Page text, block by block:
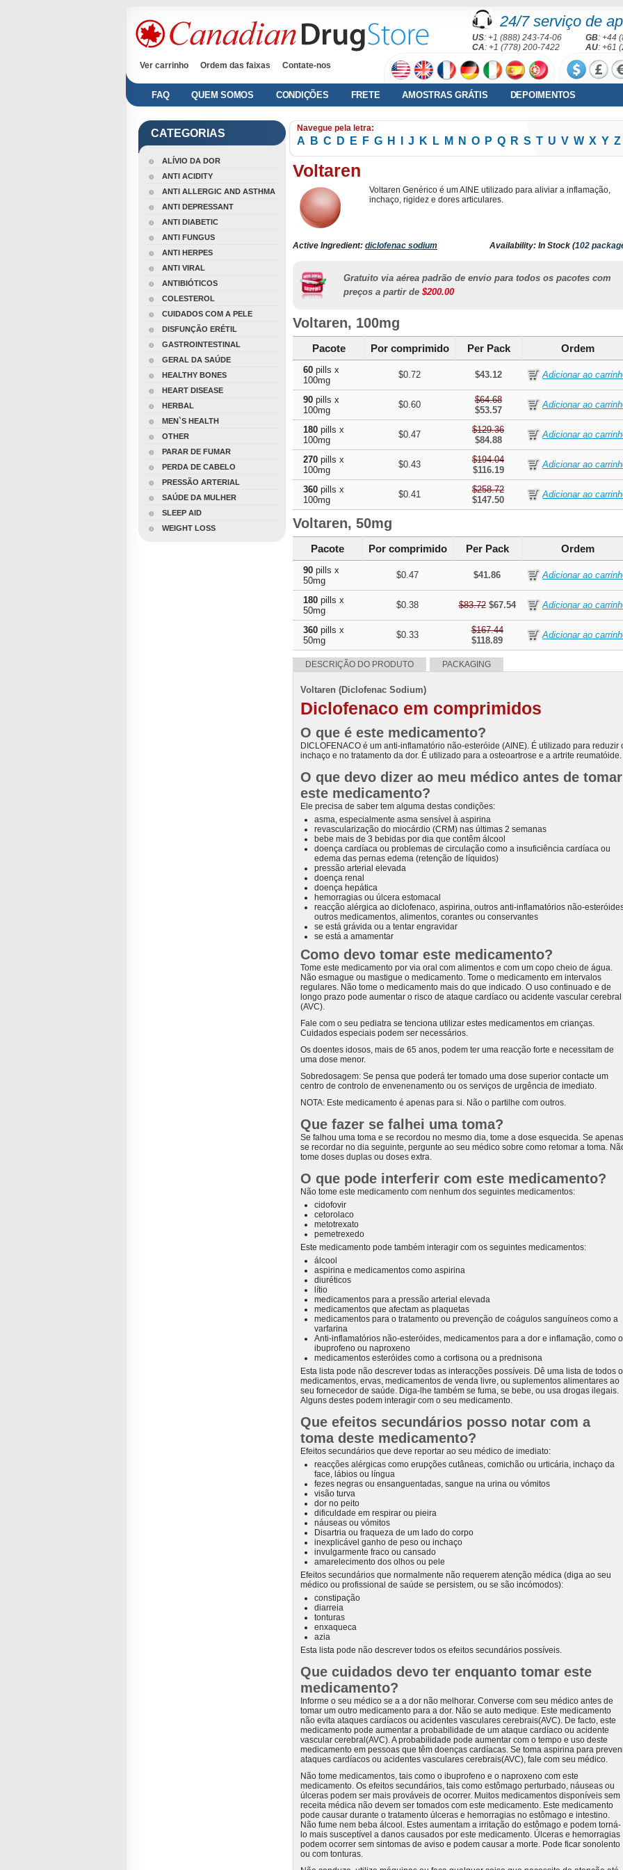
24/7 serviço de
US: +1 (888) 243-74-06 GB: +44
CA: +1 (778) 200-7422 AU: +61
Ver carrinho
Ordem das faixas Contate-nos
FAQ QUEM SOMOS CONDIÇÕES FRETE AMOSTRAS GRÁTIS DEPOIMENTOS
CATEGORIAS
ALÍVIO DA DOR
ANTI ACIDITY
ANTI ALLERGIC AND ASTHMA
ANTI DEPRESSANT
ANTI DIABETIC
ANTI FUNGUS
ANTI HERPES
ANTI VIRAL
ANTIBIÓTICOS
COLESTEROL
CUIDADOS COM A PELE
DISFUNÇÃO ERÉTIL
GASTROINTESTINAL
GERAL DA SAÚDE
HEALTHY BONES
HEART DISEASE
HERBAL
MEN`S HEALTH
OTHER
PARAR DE FUMAR
PERDA DE CABELO
PRESSÃO ARTERIAL
SAÚDE DA MULHER
SLEEP AID
WEIGHT LOSS
Navegue pela letra:
A B C D E F G H J K L M N O P Q R S T U V W X Y Z
Voltaren
Voltaren Genérico é um AINE utilizado para aliviar a inflamação,
inchaço, rigidez e dores articulares.
Active Ingredient: diclofenac sodium Availability: In Stock (102
Gratuito via aérea padrão de envio para todos os pacotes com
preços a partir de $200.00
Voltaren, 100mg
Pacote Por comprimido Per Pack Ordem
60 pills x
100mg
$0.72 $43.12
90 pills x
100mg
$0.60
$64.68
$53.57
180 pills x
100mg
$0.47
$129.36
$84.88
270 pills x
100mg
$0.43
$194.04
$116.19
360 pills x
100mg
$0.41
$258.72
$147.50
Voltaren, 50mg
Pacote Por comprimido Per Pack Ordem
90 pills x
50mg
$0.47 $41.86
180 pills x
50mg
$0.38 $83.72$67.54
360 pills x
50mg
$0.33
$167.44
$118.89
DESCRIÇÃO DO PRODUTO PACKAGING
Voltaren (Diclofenac Sodium)
Diclofenaco em comprimidos
O que é este medicamento?
DICLOFENACO é um anti-inflamatório não-esteróide (AINE). É utilizado para reduzir
inchaço e no tratamento da dor. É utilizado para a osteoartrose e a artrite reumatóide.
O que devo dizer ao meu médico antes de tomar
este medicamento?
Ele precisa de saber tem alguma destas condições:
asma, especialmente asma sensível à aspirina
revascularização do miocárdio (CRM) nas últimas 2 semanas
bebe mais de 3 bebidas por dia que contêm álcool
doença cardíaca ou problemas de circulação como a insuficiência cardíaca ou
edema das pernas edema (retenção de líquidos)
pressão arterial elevada
doença renal
doença hepática
hemorragias ou úlcera estomacal
reacção alérgica ao diclofenaco, aspirina, outros anti-inflamatórios não-
outros medicamentos, alimentos, corantes ou conservantes
se está grávida ou a tentar engravidar
se está a amamentar
Como devo tomar este medicamento?
Tome este medicamento por via oral com alimentos e com um copo cheio de água.
Não esmague ou mastigue o medicamento. Tome o medicamento em intervalos
regulares. Não tome o medicamento mais do que indicado. O uso continuado e de
longo prazo pode aumentar o risco de ataque cardíaco ou acidente vascular cerebral
(AVC).
Fale com o seu pediatra se tenciona utilizar estes medicamentos em crianças.
Cuidados especiais podem ser necessários.
Os doentes idosos, mais de 65 anos, podem ter uma reacção forte e necessitam de
uma dose menor.
Sobredosagem: Se pensa que poderá ter tomado uma dose superior contacte um
centro de controlo de envenenamento ou os serviços de urgência de imediato.
NOTA: Este medicamento é apenas para si. Não o partilhe com outros.
Que fazer se falhei uma toma?
Se falhou uma toma e se recordou no mesmo dia, tome a dose esquecida. Se apenas
se recordar no dia seguinte, pergunte ao seu médico sobre como retomar a toma.
tome doses duplas ou doses extra.
O que pode interferir com este medicamento?
Não tome este medicamento com nenhum dos seguintes medicamentos:
cidofovir
cetorolaco
metotrexato
pemetrexedo
Este medicamento pode também interagir com os seguintes medicamentos:
álcool
aspirina e medicamentos como aspirina
diuréticos
lítio
medicamentos para a pressão arterial elevada
medicamentos que afectam as plaquetas
medicamentos para o tratamento ou prevenção de coágulos sanguíneos como a
varfarina
Anti-inflamatórios não-esteróides, medicamentos para a dor e inflamação, como o
ibuprofeno ou naproxeno
medicamentos esteróides como a cortisona ou a prednisona
Esta lista pode não descrever todas as interacções possíveis. Dê uma lista de todos
medicamentos, ervas, medicamentos de venda livre, ou suplementos alimentares ao
seu fornecedor de saúde. Diga-lhe também se fuma, se bebe, ou usa drogas ilegais.
Alguns destes podem interagir com o seu medicamento.
Que efeitos secundários posso notar com a
toma deste medicamento?
Efeitos secundários que deve reportar ao seu médico de imediato:
reacções alérgicas como erupções cutâneas, comichão ou urticária, inchaço da
face, lábios ou língua
fezes negras ou ensanguentadas, sangue na urina ou vómitos
visão turva
dor no peito
dificuldade em respirar ou pieira
náuseas ou vómitos
Disartria ou fraqueza de um lado do corpo
inexplicável ganho de peso ou inchaço
invulgarmente fraco ou cansado
amarelecimento dos olhos ou pele
Efeitos secundários que normalmente não requerem atenção médica (diga ao seu
médico ou profissional de saúde se persistem, ou se são incómodos):
constipação
diarreia
tonturas
enxaqueca
azia
Esta lista pode não descrever todos os efeitos secundários possíveis.
Que cuidados devo ter enquanto tomar este
medicamento?
Informe o seu médico se a a dor não melhorar. Converse com seu médico antes de
tomar um outro medicamento para a dor. Não se auto medique. Este medicamento
não evita ataques cardíacos ou acidentes vasculares cerebrais(AVC). De facto, este
medicamento pode aumentar a probabilidade de um ataque cardíaco ou acidente
vascular cerebral(AVC). A probabilidade pode aumentar com o tempo e uso deste
medicamento em pessoas que têm doenças cardíacas. Se toma aspirina para
ataques cardíacos ou acidentes vasculares cerebrais(AVC), fale com seu médico.
Não tome medicamentos, tais como o ibuprofeno e o naproxeno com este
medicamento. Os efeitos secundários, tais como estômago perturbado, náuseas ou
úlceras podem ser mais prováveis de ocorrer. Muitos medicamentos disponíveis sem
receita médica não devem ser tomados com este medicamento. Este medicamento
pode causar durante o tratamento úlceras e hemorragias no estômago e intestino.
Não fume nem beba álcool. Estes aumentam a irritação do estômago e podem torná-
lo mais susceptível a danos causados por este medicamento. Úlceras e hemorragias
podem ocorrer sem sintomas de aviso e podem causar a morte. Pode ficar sonolento
ou com tonturas.